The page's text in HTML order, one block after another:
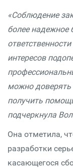
«Соблюдение
более надежное
интересов
можно доверять
получить
подчеркнула
Она отметила,
разработки
касающегося